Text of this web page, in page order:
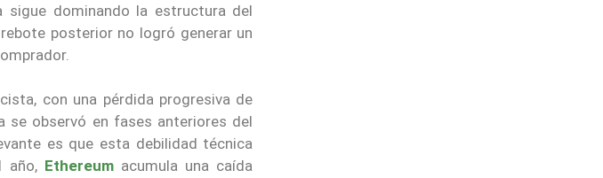
dominando la estructura del
posterior no logró generar un
con una pérdida progresiva de
se observó en fases anteriores del
es que esta debilidad técnica
año, Ethereum acumula una caída